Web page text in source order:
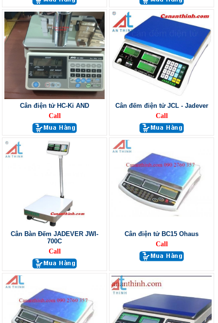
Cân điện tử HC-Ki AND
Call
Cân đếm điện tử JCL - Jadever
Call
Cân Bàn Đếm JADEVER JWI-
700C
Call
Cân điện tử BC15 Ohaus
Call